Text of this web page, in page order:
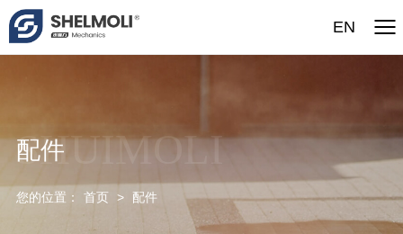
EN
SHUIMOLI
配件
您的位置： 首页 > 配件